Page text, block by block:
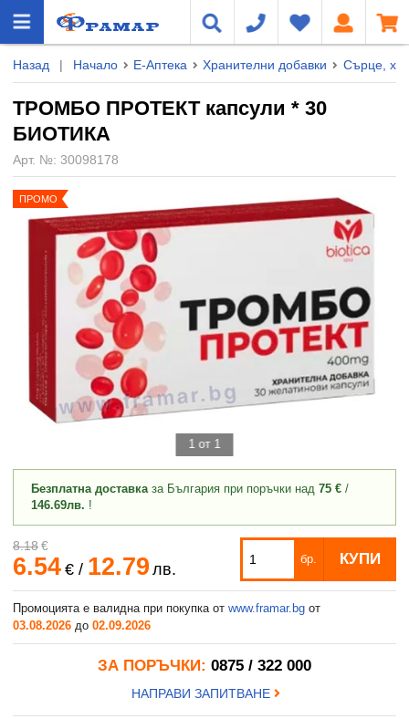
Назад | Начало Е-Аптека Хранителни добавки Сърце,
ТРОМБО ПРОТЕКТ капсули * 30
БИОТИКА
Арт. №: 30098178
1 от 1
ПРОМО
Безплатна доставказа България при поръчки над 75 € /
146.69лв. !
8.18 €
6.54 €/ 12.79 лв.
бр. КУПИ
Промоцията е валидна при покупка от www.framar.bg от
03.08.2026 до 02.09.2026
ЗА ПОРЪЧКИ: 0875 / 322 000
НАПРАВИ ЗАПИТВАНЕ